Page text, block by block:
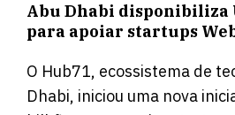
Abu Dhabi disponibiliza
para apoiar startups
O Hub71, ecossistema de
Dhabi, iniciou uma nova